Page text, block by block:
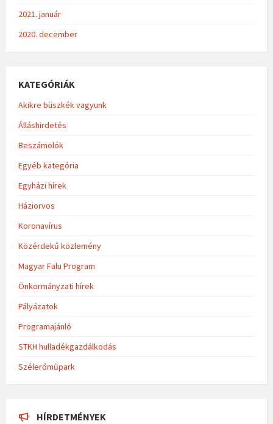
2021. január
2020. december
KATEGÓRIÁK
Akikre büszkék vagyunk
Álláshirdetés
Beszámolók
Egyéb kategória
Egyházi hírek
Háziorvos
Koronavírus
Közérdekű közlemény
Magyar Falu Program
Önkormányzati hírek
Pályázatok
Programajánló
STKH hulladékgazdálkodás
Szélerőműpark
HÍRDETMÉNYEK